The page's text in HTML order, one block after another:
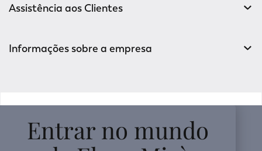
Assistência aos Clientes
Informações sobre a empresa
Entrar no mundo